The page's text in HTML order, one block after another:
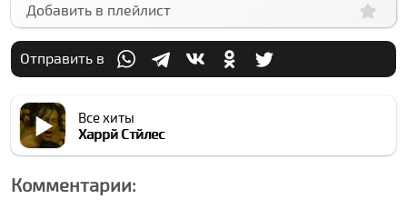
Добавить в плейлист
Отправить в
Все хиты
Харрй Стйлес
Комментарии: